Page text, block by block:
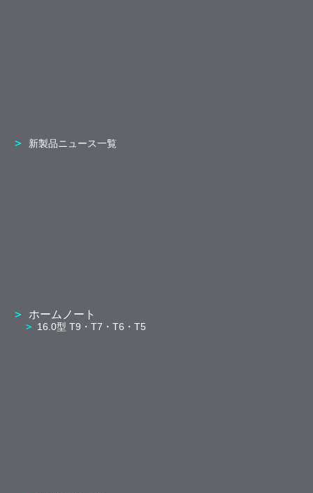
新製品ニュース一覧
ホームノート
16.0型 T9・T7・T6・T5